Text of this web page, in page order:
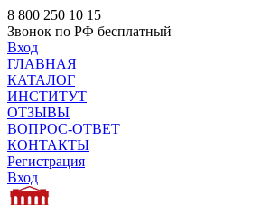
8 800 250 10 15
Звонок по РФ бесплатный
Вход
ГЛАВНАЯ
КАТАЛОГ
ИНСТИТУТ
ОТЗЫВЫ
ВОПРОС-ОТВЕТ
КОНТАКТЫ
Регистрация
Вход